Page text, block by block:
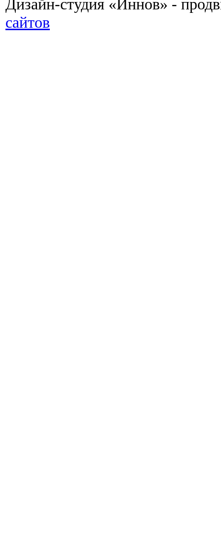
Дизайн-студия «Иннов» -
сайтов